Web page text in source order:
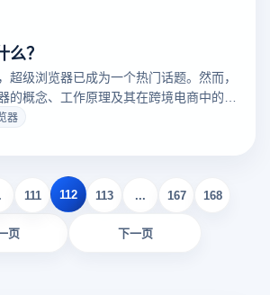
？
超级浏览器已成为一个热门话题。然而，
的概念、工作原理及其在跨境电商中的作
将详细介绍超级浏览器的定义、功能以及
向于使用它。
器
页
111 112 113 ... 167 168
下一页